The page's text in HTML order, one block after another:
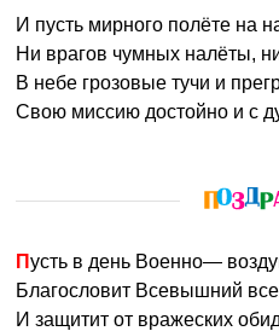
И пусть мирного полёте на
Ни врагов чумных налёты,
В небе грозовые тучи и
Свою миссию достойно и с
Пусть в день Военно—
Благословит Всевышний
И защитит от вражеских